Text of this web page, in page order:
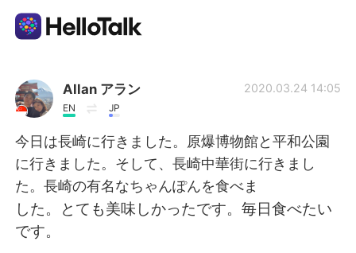
Ứng dụng trao đổi ngôn ngữ
AI Grammar Checker
Tiếng Việt
English
Allan アラン
EN JP
2020.03.24 14:05
今日は長崎に行きました。原爆博物館と平和公園
に行きました。そして、長崎中華街に行きまし
た。長崎の有名なちゃんぽんを食べま
した。とても美味しかったです。毎日食べたい
です。